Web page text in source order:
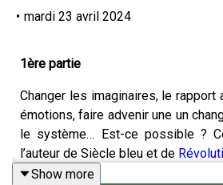
• mardi 23 avril 2024
1ère partie
Changer les imaginaires, le rapport
émotions, faire advenir une un
le système… Est-ce possible ?
l’auteur de Siècle bleu et de
Show more